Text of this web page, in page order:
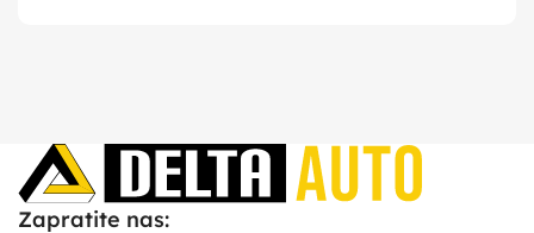
Zapratite nas: